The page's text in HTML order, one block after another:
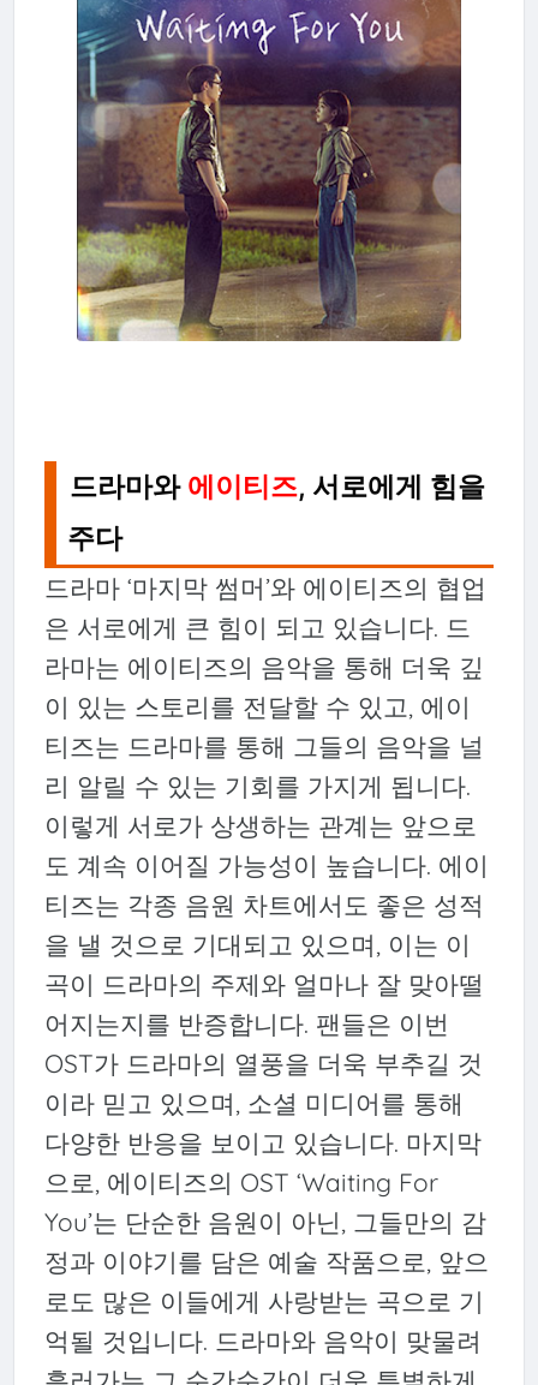
드라마와 에이티즈, 서로에게 힘을
주다
드라마 ‘마지막 썸머’와 에이티즈의 협업
은 서로에게 큰 힘이 되고 있습니다. 드
라마는 에이티즈의 음악을 통해 더욱 깊
이 있는 스토리를 전달할 수 있고, 에이
티즈는 드라마를 통해 그들의 음악을 널
리 알릴 수 있는 기회를 가지게 됩니다.
이렇게 서로가 상생하는 관계는 앞으로
도 계속 이어질 가능성이 높습니다. 에이
티즈는 각종 음원 차트에서도 좋은 성적
을 낼 것으로 기대되고 있으며, 이는 이
곡이 드라마의 주제와 얼마나 잘 맞아떨
어지는지를 반증합니다. 팬들은 이번
OST가 드라마의 열풍을 더욱 부추길 것
이라 믿고 있으며, 소셜 미디어를 통해
다양한 반응을 보이고 있습니다. 마지막
으로, 에이티즈의 OST ‘Waiting For
You’는 단순한 음원이 아닌, 그들만의 감
정과 이야기를 담은 예술 작품으로, 앞으
로도 많은 이들에게 사랑받는 곡으로 기
억될 것입니다. 드라마와 음악이 맞물려